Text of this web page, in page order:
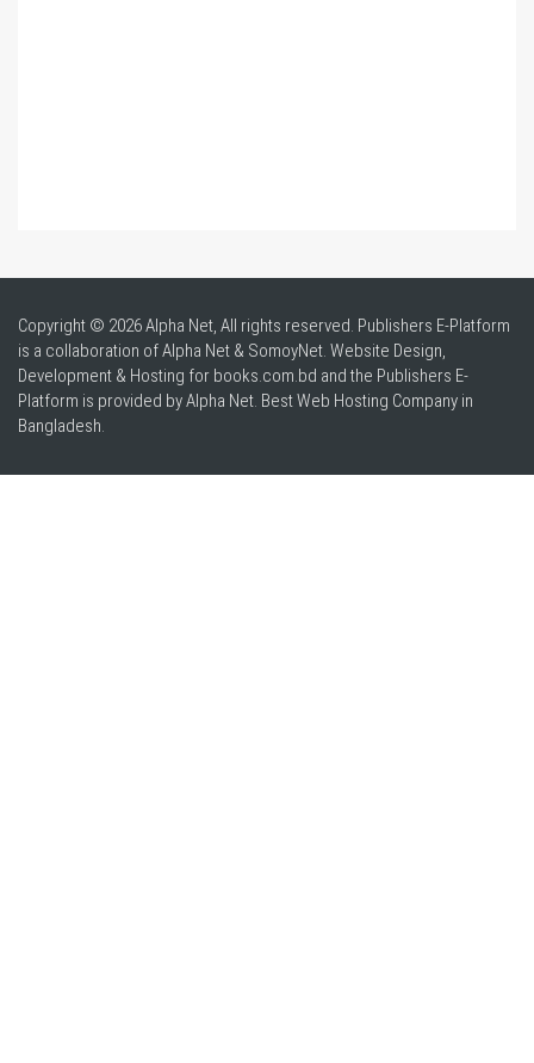
Copyright © 2026 Alpha Net, All rights reserved. Publishers E-Platform
is a collaboration of Alpha Net & SomoyNet. Website Design,
Development & Hosting for books.com.bd and the Publishers E-
Platform is provided by Alpha Net. BestWeb Hosting Company in
Bangladesh.